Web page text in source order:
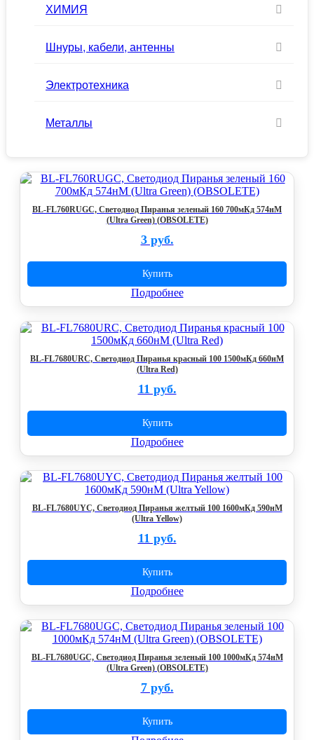
ХИМИЯ
Шнуры, кабели, антенны
Электротехника
Металлы
BL-FL760RUGC, Светодиод Пиранья зеленый 160 700мКд 574нМ
(Ultra Green) (OBSOLETE)
3 руб.
Купить
Подробнее
BL-FL7680URC, Светодиод Пиранья красный 100 1500мКд 660нМ
(Ultra Red)
11 руб.
Купить
Подробнее
BL-FL7680UYC, Светодиод Пиранья желтый 100 1600мКд 590нМ
(Ultra Yellow)
11 руб.
Купить
Подробнее
BL-FL7680UGC, Светодиод Пиранья зеленый 100 1000мКд 574нМ
(Ultra Green) (OBSOLETE)
7 руб.
Купить